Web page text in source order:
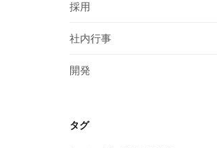
採用
社内行事
開発
タグ